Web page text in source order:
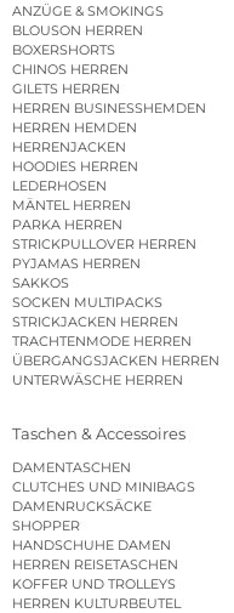
ANZÜGE & SMOKINGS
BLOUSON HERREN
BOXERSHORTS
CHINOS HERREN
GILETS HERREN
HERREN BUSINESSHEMDEN
HERREN HEMDEN
HERRENJACKEN
HOODIES HERREN
LEDERHOSEN
MÄNTEL HERREN
PARKA HERREN
STRICKPULLOVER HERREN
PYJAMAS HERREN
SAKKOS
SOCKEN MULTIPACKS
STRICKJACKEN HERREN
TRACHTENMODE HERREN
ÜBERGANGSJACKEN HERREN
UNTERWÄSCHE HERREN
Taschen & Accessoires
DAMENTASCHEN
CLUTCHES UND MINIBAGS
DAMENRUCKSÄCKE
SHOPPER
HANDSCHUHE DAMEN
HERREN REISETASCHEN
KOFFER UND TROLLEYS
HERREN KULTURBEUTEL